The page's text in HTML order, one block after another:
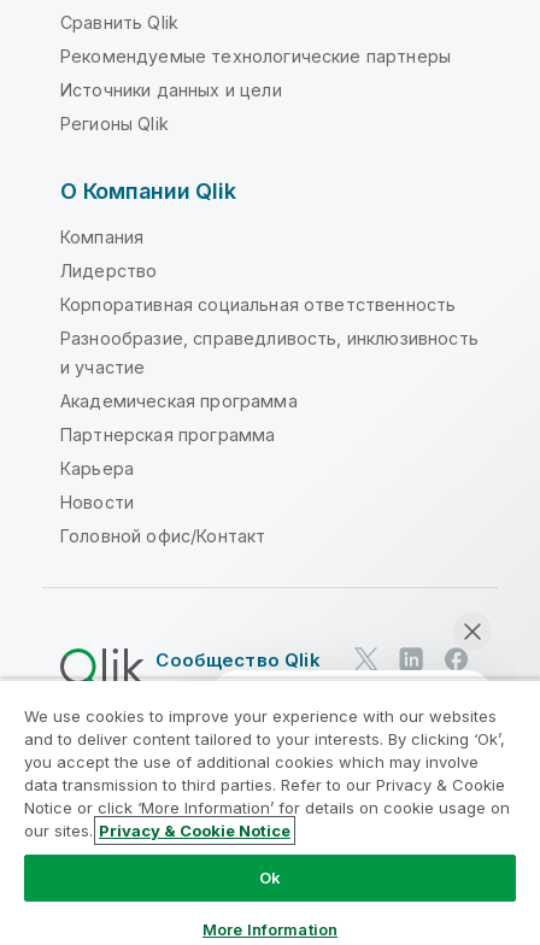
Сравнить Qlik
Рекомендуемые технологические партнеры
Источники данных и цели
Регионы Qlik
О Компании Qlik
Компания
Лидерство
Корпоративная социальная ответственность
Разнообразие, справедливость, инклюзивность
и участие
Академическая программа
Партнерская программа
Карьера
Новости
Головной офис/Контакт
Сообщество Qlik
Юридические соглашения
Условия использования продуктов
Legal Policies
Юридические положения
Условия использования
Товарные знаки
Do Not Share My Info
© QlikTech International AB, 1993-2026. Все права
We use cookies to improve your experience with our websites
and to deliver content tailored to your interests. By clicking ‘Ok’,
you accept the use of additional cookies which may involve
data transmission to third parties. Refer to our Privacy & Cookie
Notice or click ‘More Information’ for details on cookie usage on
our sites. Privacy & Cookie Notice
Ok
More Information